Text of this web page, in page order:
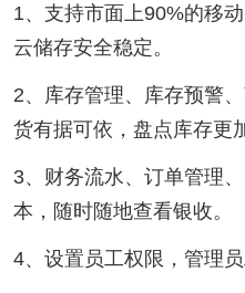
1、支持市面上90%的移
云储存安全稳定。
2、库存管理、库存预警
货有据可依，盘点库存更
3、财务流水、订单管理
本，随时随地查看银收。
4、设置员工权限，管理